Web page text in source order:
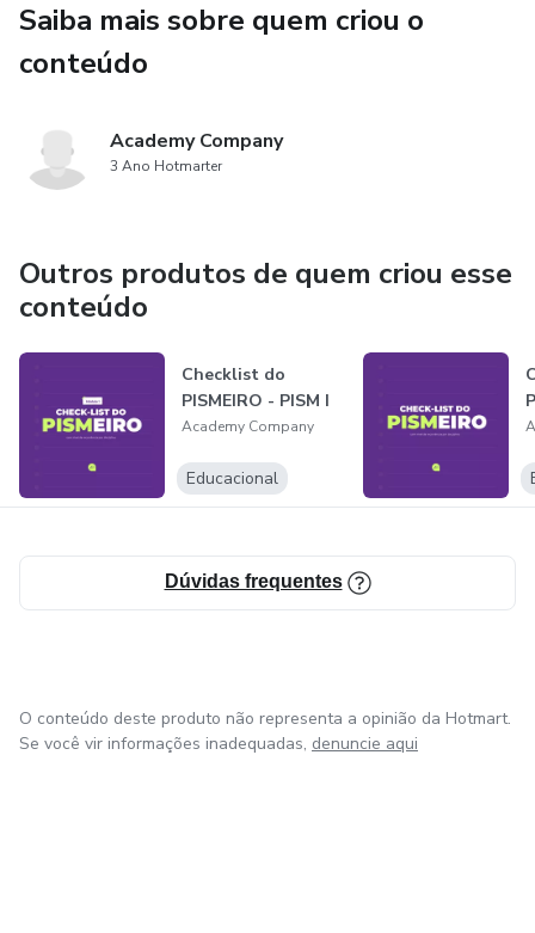
Saiba mais sobre quem criou o
conteúdo
Academy Company
3 Ano Hotmarter
Outros produtos de quem criou esse
conteúdo
Checklist do
PISMEIRO - PISM I
Academy Company
Educacional
Dúvidas frequentes
O conteúdo deste produto não representa a opinião da Hotmart.
Se você vir informações inadequadas, denuncie aqui